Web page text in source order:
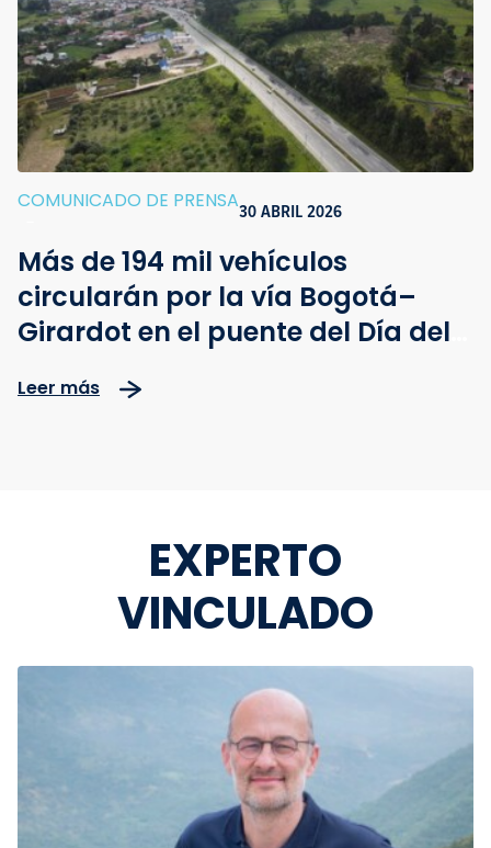
COMUNICADO DE PRENSA30 ABRIL 2026
Más de 194 mil vehículos
circularán por la vía Bogotá–
Girardot en el puente del Día del
y monitoreo en tiempo real
Leer más
EXPERTO
VINCULADO